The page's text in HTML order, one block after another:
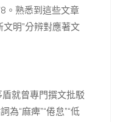
。熟悉到這些文章
明”分辨對應著文
盾就曾專門撰文批駁
“麻痺”“倦怠”“低